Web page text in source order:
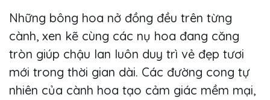
Những bông hoa nở đồng đều trên từng
cành, xen kẽ cùng các nụ hoa đang căng
tròn giúp chậu lan luôn duy trì vẻ đẹp tươi
mới trong thời gian dài. Các đường cong tự
nhiên của cành hoa tạo cảm giác mềm mại,